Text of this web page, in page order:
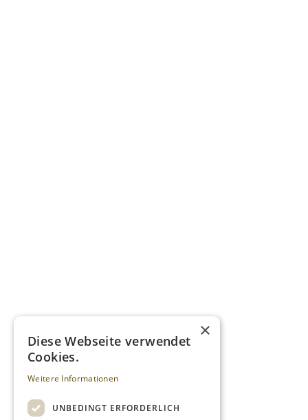
×
Diese Webseite verwendet
Cookies.
Weitere Informationen
UNBEDINGT ERFORDERLICH